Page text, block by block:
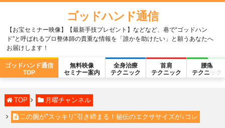
ゴッドハンド通信
【お宝セミナー映像】【最新手技プレゼント】などなど、巷で“ゴッドハン
ド”と呼ばれるプロ整体師の貴重な情報を「誰かを助けたい」と願うあなたへ
お届けします！
ゴッドハンド通信
TOP
無料映像
セミナー案内
全身治療
テクニック
首肩
テクニック
腰痛
テクニック
TOP 月曜チャンネル
二の腕が"スッキリ"引き締まる！秘伝のエクササイズが↓コレ